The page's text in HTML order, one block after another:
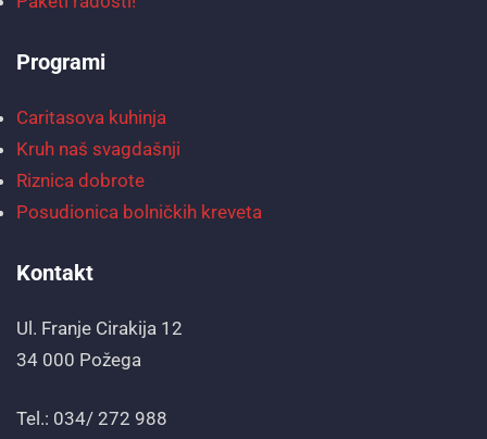
Programi
Caritasova kuhinja
Kruh naš svagdašnji
Riznica dobrote
Posudionica bolničkih kreveta
Kontakt
Ul. Franje Cirakija 12
34 000 Požega
Tel.: 034/ 272 988